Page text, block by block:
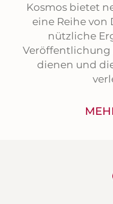
Kosmos bietet
eine Reihe von
nützliche
dienen und